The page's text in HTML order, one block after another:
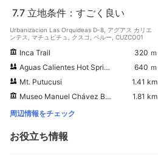
7.7 立地条件：すごく良い
Urbanizacion Las Orquideas D-8, アグアス カリエ
ンテス, マチュピチュ, クスコ, ペルー, CUZCO01
Inca Trail
320 ｍ
Aguas Calientes Hot Springs
640 ｍ
Mt. Putucusi
1.41 km
Museo Manuel Chávez Ballon
1.81 km
周辺情報をチェック
お役立ち情報